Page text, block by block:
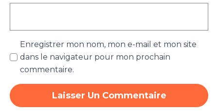
Enregistrer mon nom, mon e-mail et mon site
dans le navigateur pour mon prochain
commentaire.